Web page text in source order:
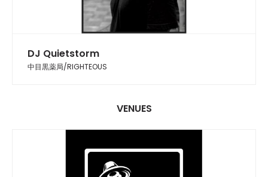
DJ Quietstorm
中目黒薬局/RIGHTEOUS
VENUES